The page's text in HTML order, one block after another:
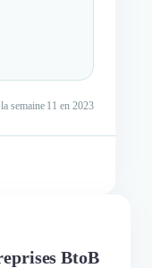
semaine 11 en 2023
BtoB